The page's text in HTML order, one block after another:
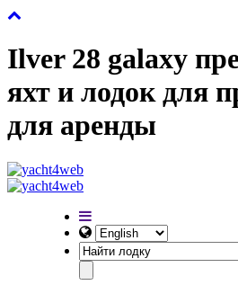
Ilver 28 galaxy
яхт и лодок для
для аренды